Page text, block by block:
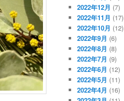
2022年12月 (7)
2022年11月 (17)
2022年10月 (12)
2022年9月 (6)
2022年8月 (8)
2022年7月 (9)
2022年6月 (12)
2022年5月 (11)
2022年4月 (16)